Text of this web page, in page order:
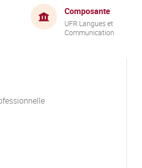
Composante
UFR Langues et
Communication